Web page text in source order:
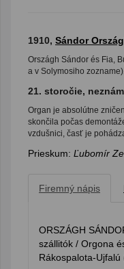
1910, Sándor
Országh Sándor és Fia,
a v Solymosiho
21. storočie,
Organ je absolútne
skončila počas
vzdušnici, časť je
Prieskum: Ľubomír
Firemný nápis
ORSZÁGH
szállitók / Orgona
Rákospalota-